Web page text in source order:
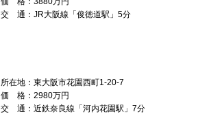
交 通：JR大阪線「俊徳道駅」5分
所在地：東大阪市花園西町1-20-7
価 格：2980万円
交 通：近鉄奈良線「河内花園駅」7分